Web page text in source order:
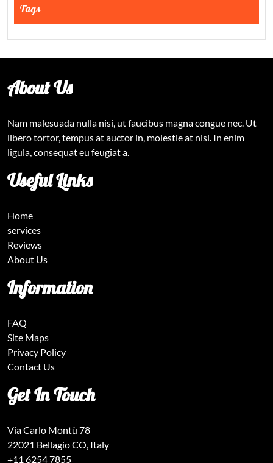
Tags
About Us
Nam malesuada nulla nisi, ut faucibus magna congue nec. Ut
libero tortor, tempus at auctor in, molestie at nisi. In enim
ligula, consequat eu feugiat a.
Useful Links
Home
services
Reviews
About Us
Information
FAQ
Site Maps
Privacy Policy
Contact Us
Get In Touch
Via Carlo Montù 78
22021 Bellagio CO, Italy
+11 6254 7855